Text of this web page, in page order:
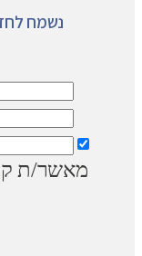
נשמח
מאשר/ת